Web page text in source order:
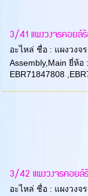
3/41 แผงวงจรคอยล์
อะไหล่ ชื่อ : แผงวงจ
Assembly,Main ยี่ห้อ
EBR71847808
3/42 แผงวงจรคอยล์
อะไหล่ ชื่อ : แผงวงจ